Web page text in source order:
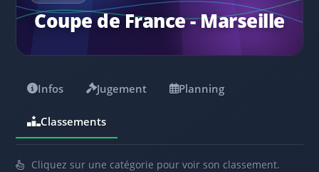
Coupe de France - Marseille
Infos Jugement Planning
Classements
Cliquez sur une catégorie pour voir son classement.